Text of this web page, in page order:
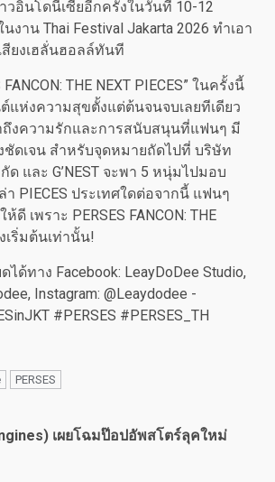
อินโดนีเซียอีกครั้งในวันที่ 10-12
าน Thai Festival Jakarta 2026 ทำเอา
สียงเฮลั่นฮอลล์ทันที
FANCON: THE NEXT PIECES” ในครั้งนี้
แห่งความสุขตั้งแต่ต้นจนจบเลยทีเดียว
ถึงความรักและการสนับสนุนที่แฟนๆ มี
งชัดเจน สำหรับจุดหมายถัดไปที่ บริษัท
ด และ G’NEST จะพา 5 หนุ่มไปมอบ
PIECES ประเทศใดต่อจากนี้ แฟนๆ
เพราะ PERSES FANCON: THE
งเริ่มต้นเท่านั้น!
ได้ทาง Facebook: LeayDoDee Studio,
Instagram: @Leaydodee -
#PERSES #PERSES_TH
PERSES
เผยโฉมป๊อปอัพสโตร์ลุคใหม่